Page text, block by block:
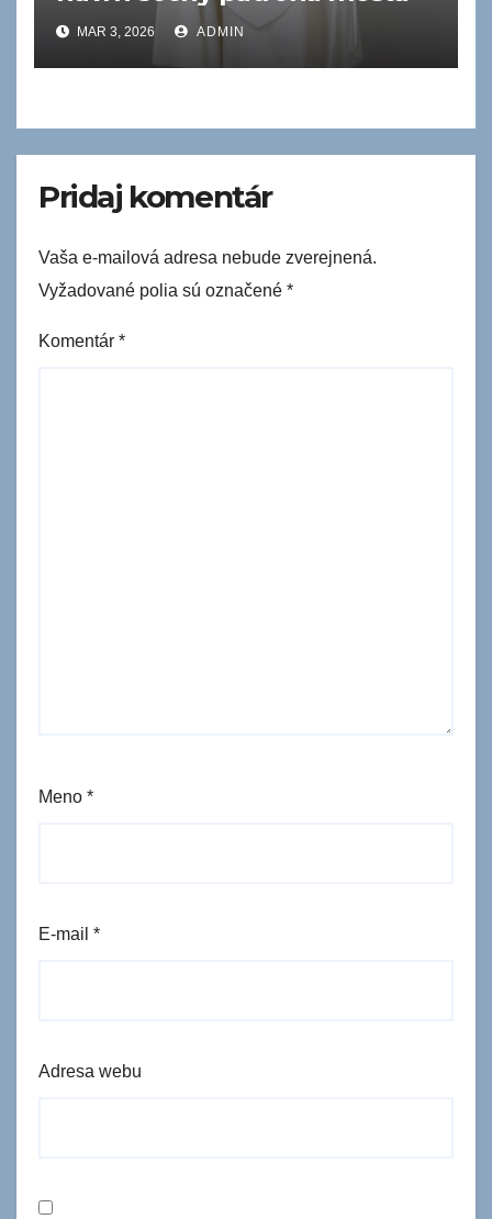
MAR 3, 2026 ADMIN
Pridaj komentár
Vaša e-mailová adresa nebude zverejnená.
Vyžadované polia sú označené *
Komentár *
Meno *
E-mail *
Adresa webu